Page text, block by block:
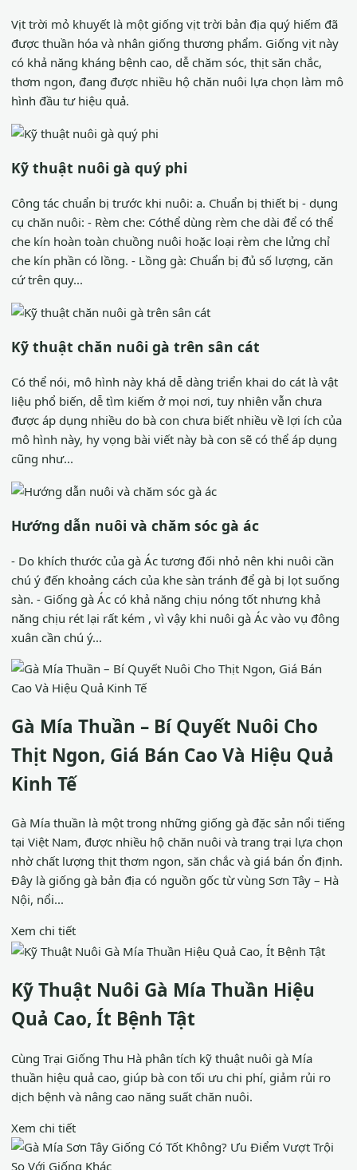
Vịt trời mỏ khuyết là một giống vịt trời bản địa quý hiếm đã
được thuần hóa và nhân giống thương phẩm. Giống vịt này
có khả năng kháng bệnh cao, dễ chăm sóc, thịt săn chắc,
thơm ngon, đang được nhiều hộ chăn nuôi lựa chọn làm mô
hình đầu tư hiệu quả.
Kỹ thuật nuôi gà quý phi
Công tác chuẩn bị trước khi nuôi: a. Chuẩn bị thiết bị - dụng
cụ chăn nuôi: - Rèm che: Cóthể dùng rèm che dài để có thể
che kín hoàn toàn chuồng nuôi hoặc loại rèm che lửng chỉ
che kín phần có lồng. - Lồng gà: Chuẩn bị đủ số lượng, căn
cứ trên quy...
Kỹ thuật chăn nuôi gà trên sân cát
Có thể nói, mô hình này khá dễ dàng triển khai do cát là vật
liệu phổ biến, dễ tìm kiếm ở mọi nơi, tuy nhiên vẫn chưa
được áp dụng nhiều do bà con chưa biết nhiều về lợi ích của
mô hình này, hy vọng bài viết này bà con sẽ có thể áp dụng
cũng như...
Hướng dẫn nuôi và chăm sóc gà ác
- Do khích thước của gà Ác tương đối nhỏ nên khi nuôi cần
chú ý đến khoảng cách của khe sàn tránh để gà bị lọt suống
sàn. - Giống gà Ác có khả năng chịu nóng tốt nhưng khả
năng chịu rét lại rất kém , vì vậy khi nuôi gà Ác vào vụ đông
xuân cần chú ý...
Gà Mía Thuần – Bí Quyết Nuôi Cho
Thịt Ngon, Giá Bán Cao Và Hiệu Quả
Kinh Tế
Gà Mía thuần là một trong những giống gà đặc sản nổi tiếng
tại Việt Nam, được nhiều hộ chăn nuôi và trang trại lựa chọn
nhờ chất lượng thịt thơm ngon, săn chắc và giá bán ổn định.
Đây là giống gà bản địa có nguồn gốc từ vùng Sơn Tây – Hà
Nội, nổi...
Xem chi tiết
Kỹ Thuật Nuôi Gà Mía Thuần Hiệu
Quả Cao, Ít Bệnh Tật
Cùng Trại Giống Thu Hà phân tích kỹ thuật nuôi gà Mía
thuần hiệu quả cao, giúp bà con tối ưu chi phí, giảm rủi ro
dịch bệnh và nâng cao năng suất chăn nuôi.
Xem chi tiết